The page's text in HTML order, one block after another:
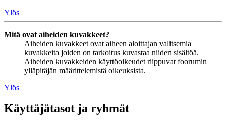
Ylös
Mitä ovat aiheiden kuvakkeet?
Aiheiden kuvakkeet ovat aiheen aloittajan valitsemia
kuvakkeita joiden on tarkoitus kuvastaa niiden sisältöä.
Aiheiden kuvakkeiden käyttöoikeudet riippuvat foorumin
ylläpitäjän määrittelemistä oikeuksista.
Ylös
Käyttäjätasot ja ryhmät